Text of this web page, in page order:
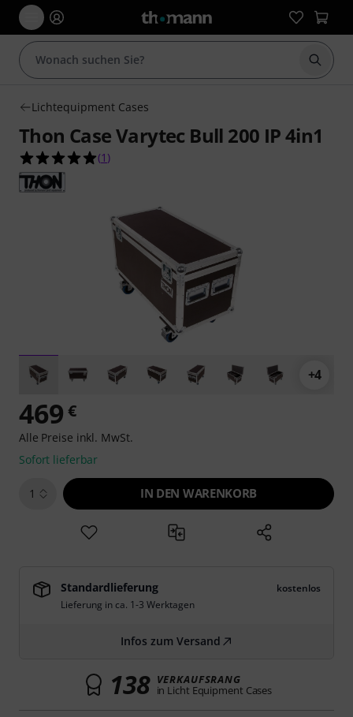
Suche
Lichtequipment Cases
Thon Case Varytec Bull 200 IP 4in1
5.0 von 5 Sternen aus 1 Kundenbewertungen
(1 )
+4
469 €
Alle Preise inkl. MwSt.
Sofort lieferbar
1 IN DEN WARENKORB
Standardlieferung
kostenlos
Lieferung in ca. 1-3 Werktagen
Infos zum Versand
138 VERKAUFSRANG
in Licht Equipment Cases